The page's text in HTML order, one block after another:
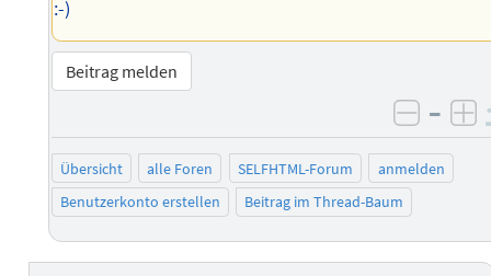
:-)
Beitrag melden
–
Übersicht alle Foren SELFHTML-Forum
anmelden
Benutzerkonto erstellen
Beitrag im Thread-Baum